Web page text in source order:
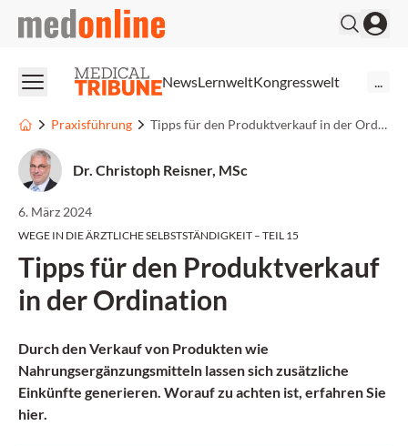
medonline
NewsLernweltKongresswelt
Praxisführung Tipps für den Produktverkauf in der Ordination
Dr. Christoph Reisner, MSc
6. März 2024
WEGE IN DIE ÄRZTLICHE SELBSTSTÄNDIGKEIT – TEIL 15
Tipps für den Produktverkauf
in der Ordination
Durch den Verkauf von Produkten wie
Nahrungsergänzungsmitteln lassen sich zusätzliche
Einkünfte generieren. Worauf zu achten ist, erfahren Sie
hier.